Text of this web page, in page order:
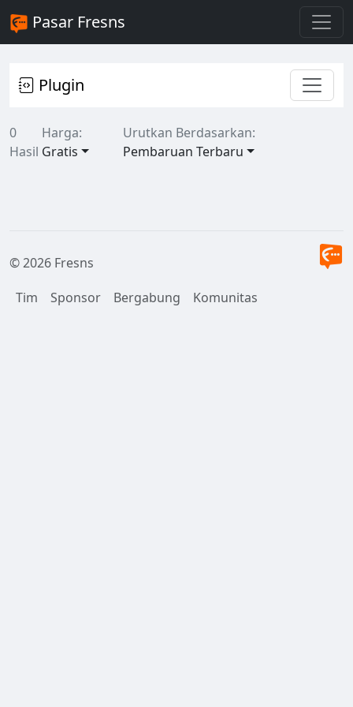
Pasar Fresns
Plugin
0
Hasil
Harga:
Gratis
Urutkan Berdasarkan:
Pembaruan Terbaru
© 2026 Fresns
Tim
Sponsor Bergabung Komunitas